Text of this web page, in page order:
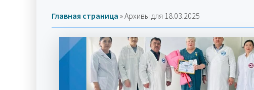
Главная страница »Архивы для 18.03.2025